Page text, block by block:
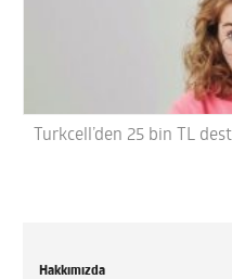
Turkcell’den 25 bin TL
Hakkımızda